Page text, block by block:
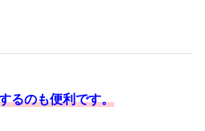
るのも便利です。